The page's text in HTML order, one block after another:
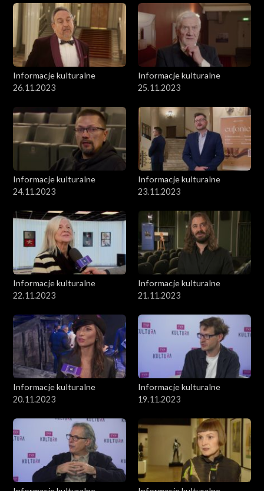
Informacje kulturalne
26.11.2023
Informacje kulturalne
25.11.2023
Informacje kulturalne
24.11.2023
Informacje kulturalne
23.11.2023
Informacje kulturalne
22.11.2023
Informacje kulturalne
21.11.2023
Informacje kulturalne
20.11.2023
Informacje kulturalne
19.11.2023